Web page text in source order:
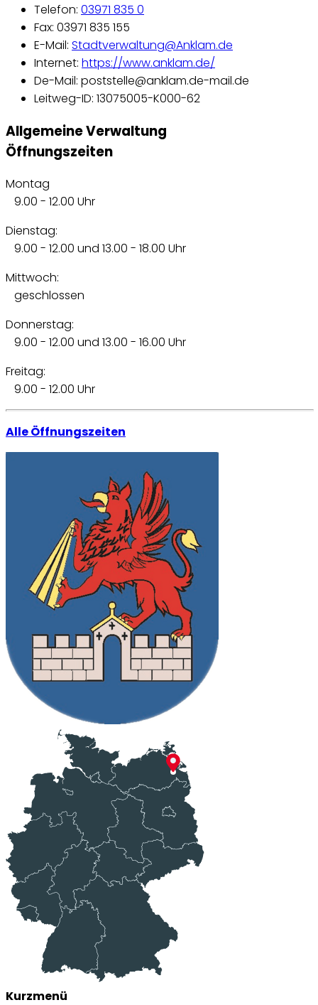
Telefon: 03971 835 0
Fax: 03971 835 155
E-Mail: Stadtverwaltung@Anklam.de
Internet: https://www.anklam.de/
De-Mail: poststelle@anklam.de-mail.de
Leitweg-ID: 13075005-K000-62
Allgemeine Verwaltung
Öffnungszeiten
Montag
9.00 - 12.00 Uhr
Dienstag:
9.00 - 12.00 und 13.00 - 18.00 Uhr
Mittwoch:
geschlossen
Donnerstag:
9.00 - 12.00 und 13.00 - 16.00 Uhr
Freitag:
9.00 - 12.00 Uhr
Alle Öffnungszeiten
Kurzmenü